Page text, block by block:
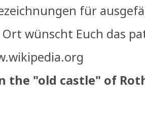
für
Ort wünscht Euch das
the "old castle" of